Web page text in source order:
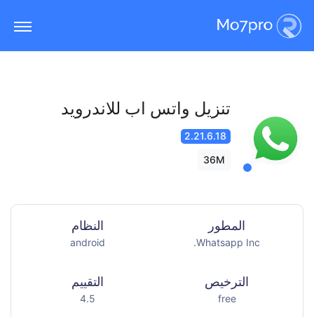
تنزيل واتس اب للاندرويد
2.21.6.18
36M
المطور
Whatsapp Inc.
النظام
android
الترخيص
free
التقييم
4.5